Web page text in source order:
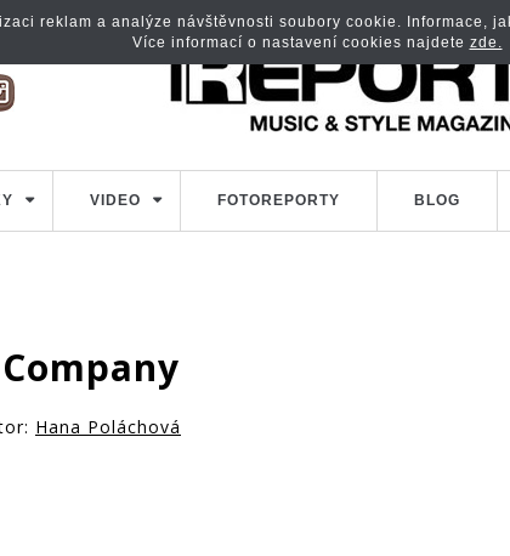
VIDEO FOTOREPORTY BLOG
Hana Poláchová
reklam a analýze návštěvnosti soubory cookie. Informace,
Více informací o nastavení cookies najdete zde.